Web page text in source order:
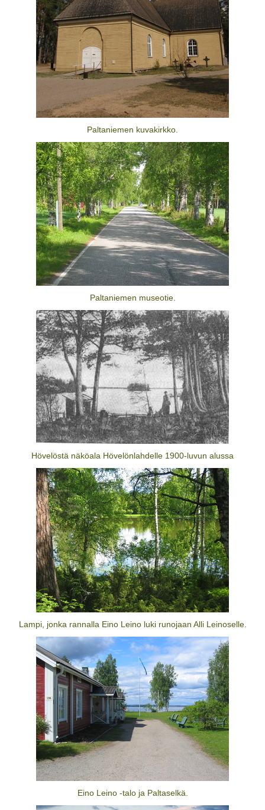
Paltaniemen kuvakirkko.
Paltaniemen museotie.
Hövelöstä näköala Hövelönlahdelle 1900-luvun alussa
Lampi, jonka rannalla Eino Leino luki runojaan Alli Leinoselle.
Eino Leino -talo ja Paltaselkä.